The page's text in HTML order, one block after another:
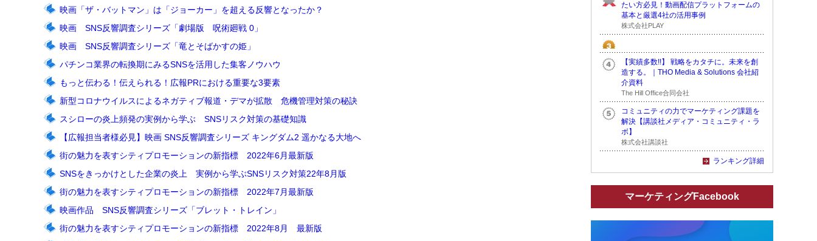
映画「ザ・バットマン」は「ジョーカー」を超える反響となったか？
映画 SNS反響調査シリーズ「劇場版 呪術廻戦 0」
映画 SNS反響調査シリーズ「竜とそばかすの姫」
パチンコ業界の転換期にみるSNSを活用した集客ノウハウ
もっと伝わる！伝えられる！広報PRにおける重要な3要素
新型コロナウイルスによるネガティブ報道・デマが拡散 危機管理対策の秘訣
スシローの炎上頻発の実例から学ぶ SNSリスク対策の基礎知識
【広報担当者様必見】映画 SNS反響調査シリーズ キングダム2 遥かなる大地へ
街の魅力を表すシティプロモーションの新指標 2022年6月最新版
SNSをきっかけとした企業の炎上 実例から学ぶSNSリスク対策22年8月版
街の魅力を表すシティプロモーションの新指標 2022年7月最新版
映画作品 SNS反響調査シリーズ「ブレット・トレイン」
街の魅力を表すシティプロモーションの新指標 2022年8月 最新版
たい方必見！動画配信プラットフォームの
基本と厳選4社の活用事例
株式会社PLAY
【実績多数!!】 戦略をカタチに。未来を創
造する。｜THO Media & Solutions 会社紹
介資料
The Hill Office合同会社
コミュニティの力でマーケティング課題を
解決【講談社メディア・コミュニティ・ラ
ボ】
株式会社講談社
ランキング詳細
マーケティングFacebook